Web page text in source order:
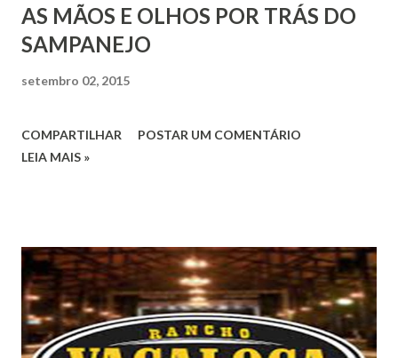
AS MÃOS E OLHOS POR TRÁS DO
SAMPANEJO
setembro 02, 2015
COMPARTILHAR
POSTAR UM COMENTÁRIO
LEIA MAIS »